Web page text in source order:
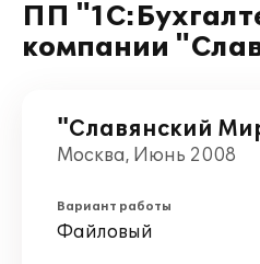
ПП
компании
"Славянский
Москва, Июнь 2008
Вариант работы
Файловый